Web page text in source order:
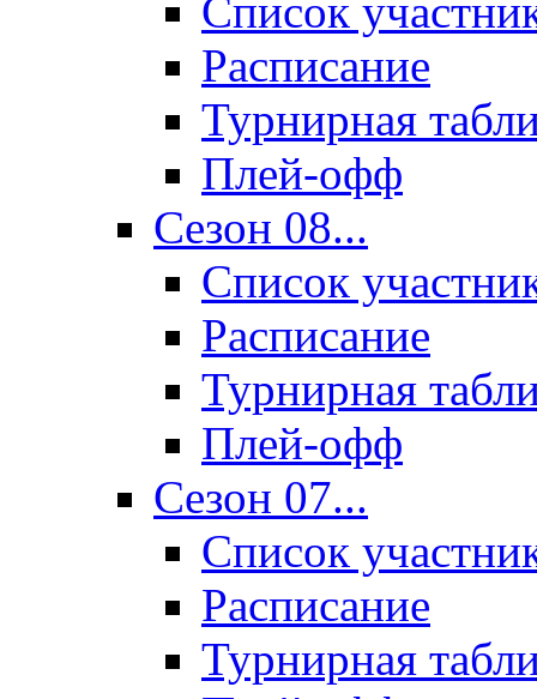
Список
Расписание
Турнирная
Плей-офф
Сезон 08...
Список
Расписание
Турнирная
Плей-офф
Сезон 07...
Список
Расписание
Турнирная